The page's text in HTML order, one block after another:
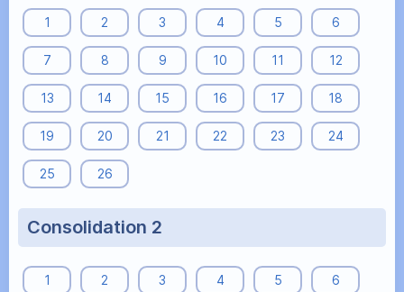
1 2 3 4 5 6
7 8 9 10 11 12
13 14 15 16 17 18
19 20 21 22 23 24
25 26
Consolidation 2
1 2 3 4 5 6